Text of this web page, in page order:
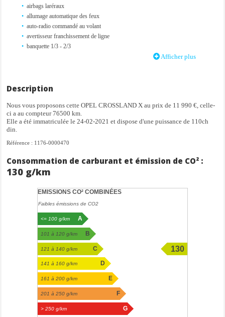
airbags laréraux
allumage automatique des feux
auto-radio commandé au volant
avertisseur franchissement de ligne
banquette 1/3 - 2/3
direction assistée
fermeture centralisée
GPS couleur
radar arrière de detections d'obstacles
radar avant de detections d'obstacles
radar de recul av/ar
Afficher plus
Description
Nous vous proposons cette OPEL CROSSLAND X au prix de 11 990 €, celle-
ci a au compteur 76500 km.
Elle a été immatriculée le 24-02-2021 et dispose d'une puissance de 110ch
din.
Référence : 1176-0000470
Consommation de carburant et émission de CO² :
130 g/km
EMISSIONS CO² COMBINÉES
Faibles émissions de CO2
<= 100 g/km A
101 à 120 g/km B
121 à 140 g/km C
130
141 à 160 g/km D
161 à 200 g/km E
201 à 250 g/km F
> 250 g/km G